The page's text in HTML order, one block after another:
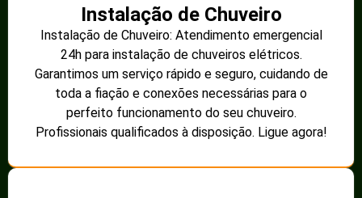
Instalação de Chuveiro
Instalação de Chuveiro: Atendimento emergencial
24h para instalação de chuveiros elétricos.
Garantimos um serviço rápido e seguro, cuidando de
toda a fiação e conexões necessárias para o
perfeito funcionamento do seu chuveiro.
Profissionais qualificados à disposição. Ligue agora!